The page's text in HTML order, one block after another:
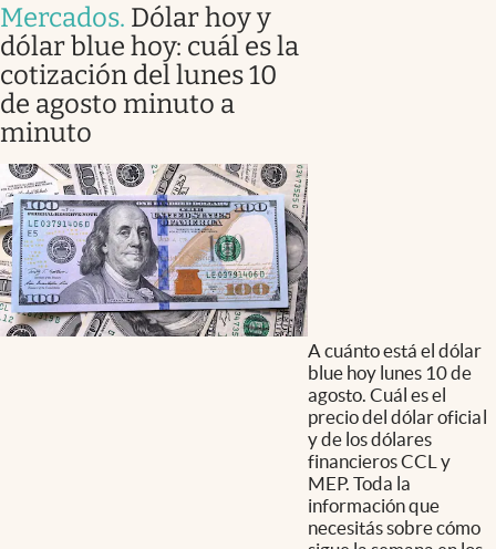
Mercados. Dólar hoy y
dólar blue hoy: cuál es la
cotización del lunes 10
de agosto minuto a
minuto
A cuánto está el dólar
blue hoy lunes 10 de
agosto. Cuál es el
precio del dólar oficial
y de los dólares
financieros CCL y
MEP. Toda la
información que
necesitás sobre cómo